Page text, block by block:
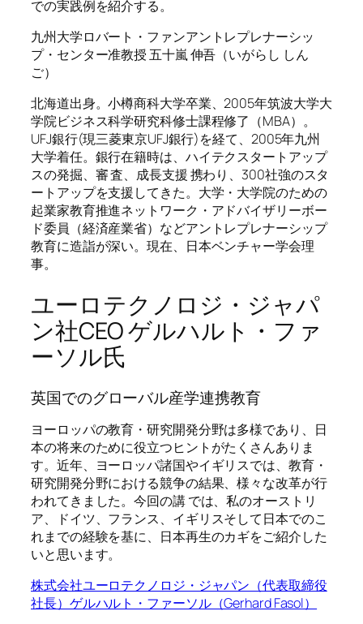
での実践例を紹介する。
九州大学ロバート・ファンアントレプレナーシッ
プ・センター准教授 五十嵐 伸吾（いがらし しん
ご）
北海道出身。小樽商科大学卒業、2005年筑波大学大
学院ビジネス科学研究科修士課程修了（MBA）。
UFJ銀行(現三菱東京UFJ銀行)を経て、2005年九州
大学着任。銀行在籍時は、ハイテクスタートアップ
スの発掘、審 査、成長支援 携わり、300社強のスタ
ートアップを支援してきた。大学・大学院のための
起業家教育推進ネットワーク・アドバイザリーボー
ド委員（経済産業省）などアントレプレナーシップ
教育に造詣が深い。現在、日本ベンチャー学会理
事。
ユーロテクノロジ・ジャパ
ン社CEO ゲルハルト・ファ
ーソル氏
英国でのグローバル産学連携教育
ヨーロッパの教育・研究開発分野は多様であり、日
本の将来のために役立つヒントがたくさんありま
す。近年、ヨーロッパ諸国やイギリスでは、教育・
研究開発分野における競争の結果、様々な改革が行
われてきました。今回の講 では、私のオーストリ
ア、ドイツ、フランス、イギリスそして日本でのこ
れまでの経験を基に、日本再生のカギをご紹介した
いと思います。
株式会社ユーロテクノロジ・ジャパン（代表取締役
社長）ゲルハルト・ファーソル（Gerhard Fasol）